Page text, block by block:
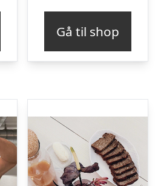
Gå til shop